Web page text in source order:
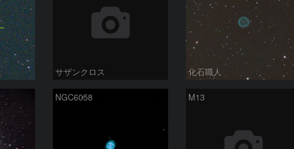
サザンクロス 化石職人
NGC6058 M13